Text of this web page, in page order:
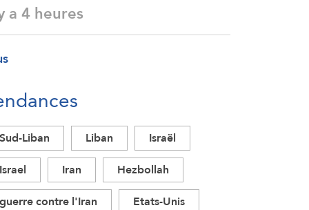
a 4 heures
Sud-Liban Liban
Israël
Israel
Iran
Hezbollah
guerre contre l'Iran
Etats-Unis